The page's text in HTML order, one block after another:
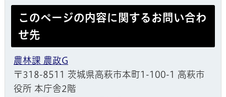
このページの内容に関するお問い合わ
せ先
農林課 農政G
〒318-8511 茨城県高萩市本町1-100-1 高萩市
役所 本庁舎2階